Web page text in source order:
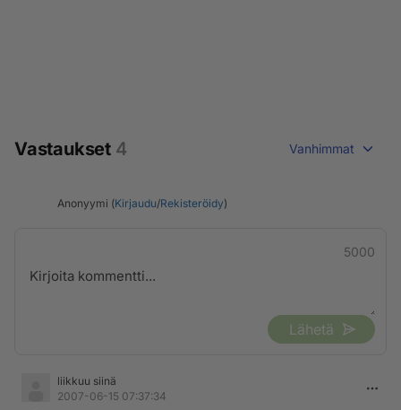
Vastaukset 4 Vanhimmat
Anonyymi (Kirjaudu/Rekisteröidy)
5000
Lähetä
liikkuu siinä
2007-06-15 07:37:34